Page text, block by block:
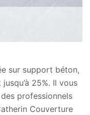
sur support béton,
25%. Il vous
professionnels
Couverture